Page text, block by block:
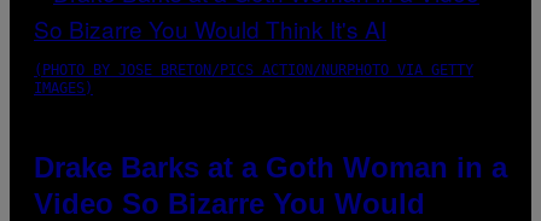
(PHOTO BY JOSE BRETON/PICS ACTION/NURPHOTO VIA GETTY
IMAGES)
Drake Barks at a Goth Woman in a
Video So Bizarre You Would